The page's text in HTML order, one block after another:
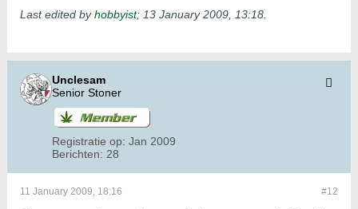
Last edited byhobbyist; 13 January 2009, 13:18
Unclesam
Senior Stoner
Registratie op: Jan 2009
Berichten: 28
#12
11 January 2009, 18:16